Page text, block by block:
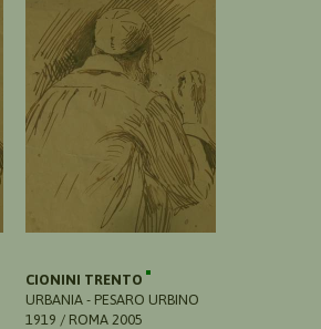
CIONINI TRENTO
URBANIA - PESARO URBINO
1919 / ROMA 2005